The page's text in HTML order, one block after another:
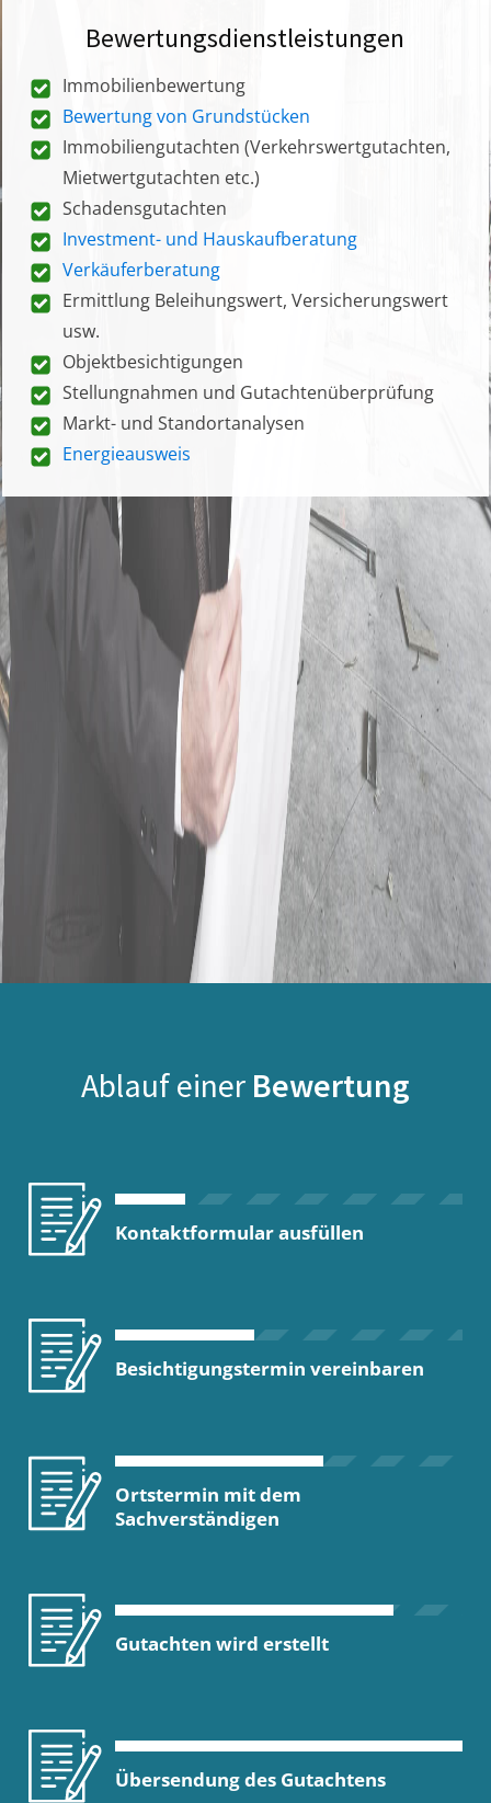
Bewertungsdienstleistungen
Immobilienbewertung
Bewertung von Grundstücken
Immobiliengutachten (Verkehrswertgutachten,
Mietwertgutachten etc.)
Schadensgutachten
Investment- und Hauskaufberatung
Verkäuferberatung
Ermittlung Beleihungswert, Versicherungswert
usw.
Objektbesichtigungen
Stellungnahmen und Gutachtenüberprüfung
Markt- und Standortanalysen
Energieausweis
Ablauf einer Bewertung
Kontaktformular ausfüllen
Besichtigungstermin vereinbaren
Ortstermin mit dem
Sachverständigen
Gutachten wird erstellt
Übersendung des Gutachtens